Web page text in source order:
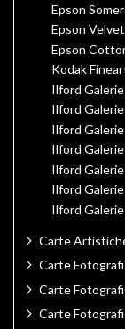
Epson
Epson
Epson
Kodak
Ilford
Ilford
Ilford
Ilford
Ilford
Ilford
Ilford
Carte
Carte
Carte
Carte